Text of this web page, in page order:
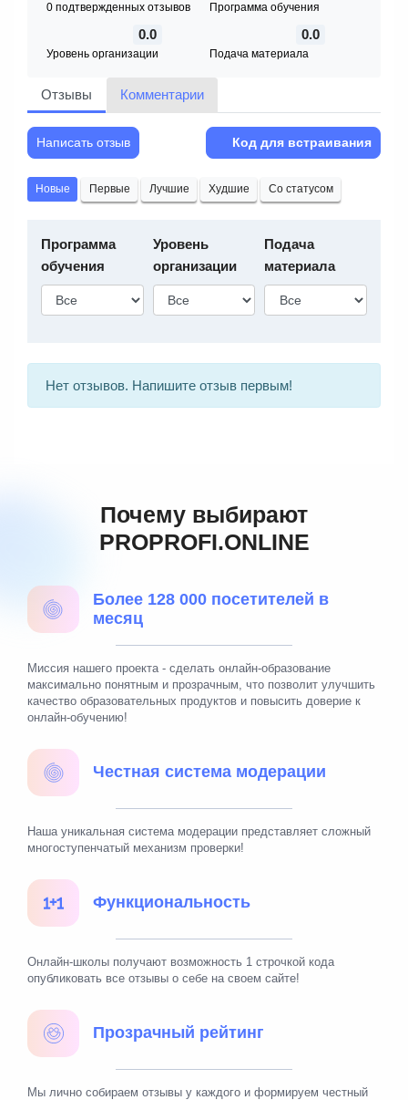
0 подтвержденных отзывов Программа обучения
0.0
Уровень организации
0.0
Подача материала
Отзывы Комментарии
Написать отзыв Код для встраивания
Новые Первые Лучшие Худшие Со статусом
Программа
обучения
Уровень
организации
Подача
материала
Нет отзывов. Напишите отзыв первым!
Почему выбирают
PROPROFI.ONLINE
Более 128 000 посетителей в
месяц
Миссия нашего проекта - сделать онлайн-образование
максимально понятным и прозрачным, что позволит улучшить
качество образовательных продуктов и повысить доверие к
онлайн-обучению!
Честная система модерации
Наша уникальная система модерации представляет сложный
многоступенчатый механизм проверки!
Функциональность
Онлайн-школы получают возможность 1 строчкой кода
опубликовать все отзывы о себе на своем сайте!
Прозрачный рейтинг
Мы лично собираем отзывы у каждого и формируем честный